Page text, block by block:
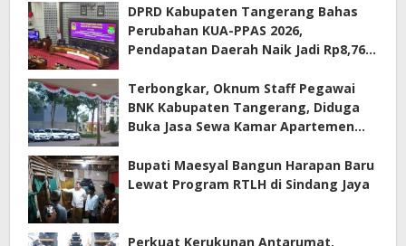
Terkait Sewa Kamar Per Jam
DPRD Kabupaten Tangerang Bahas
Perubahan KUA-PPAS 2026,
Pendapatan Daerah Naik Jadi Rp8,76
Terbongkar, Oknum Staff Pegawai
BNK Kabupaten Tangerang, Diduga
Buka Jasa Sewa Kamar Apartemen
Bupati Maesyal Bangun Harapan Baru
Lewat Program RTLH di Sindang Jaya
Perkuat Kerukunan Antarumat,